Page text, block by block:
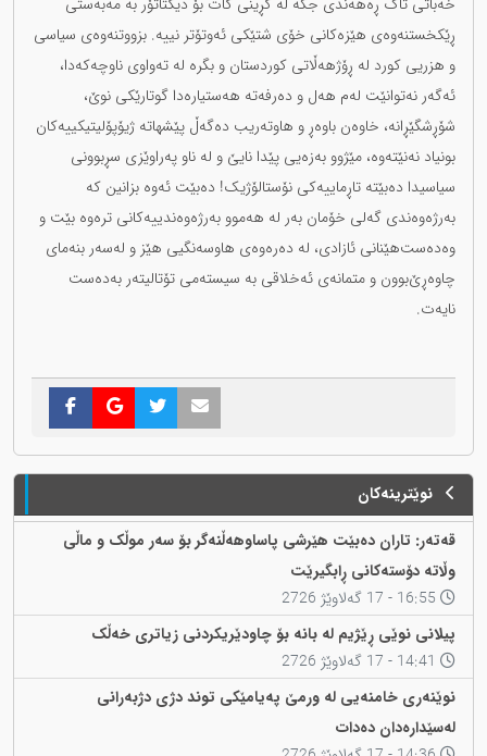
خەباتی تاک ڕەهەندی جگە لە کڕینی کات بۆ دیکتاتۆر بە مەبەستی
ڕێکخستنەوەی هێزەکانی خۆی شتێکی ئەوتۆتر نییە. بزووتنەوەی سیاسی
و هزریی کورد لە ڕۆژهەڵاتی کوردستان و بگرە لە تەواوی ناوچەکەدا،
ئەگەر نەتوانێت لەم هەل و دەرفەتە هەستیارەدا گوتارێکی نوێ،
شۆڕشگێڕانە، خاوەن باوەڕ و هاوتەریب دەگەڵ پێشهاتە ژیۆپۆلیتیکییەکان
بونیاد نەنێتەوە، مێژوو بەزەیی پێدا نایێ و لە ناو پەراوێزی سڕبوونی
سیاسیدا دەبێتە تاڕماییەکی نۆستالۆژیک! دەبێت ئەوە بزانین کە
بەرژەوەندی گەلی خۆمان بەر لە هەموو بەرژەوەندییەکانی ترەوە بێت و
وەدەست‌هێنانی ئازادی، لە دەرەوەی هاوسەنگیی هێز و لەسەر بنەمای
چاوەڕێ‌بوون و متمانەی ئەخلاقی بە سیستەمی تۆتالیتەر بەدەست
نایەت.
نوێترینەکان
قەتەر: تاران دەبێت هێرشی پاساوهەڵنەگر بۆ سەر موڵک و ماڵی
وڵاتە دۆستەکانی ڕابگیرێت
پیلانی نوێی ڕێژیم لە بانە بۆ چاودێریکردنی زیاتری خەڵک
نوێنەری خامنەیی لە ورمێ پەیامێکی توند دژی دژبەرانی
لەسێدارەدان دەدات